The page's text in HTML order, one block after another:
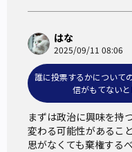
はな
2025/09/11 08:06
誰に投票するかについて
信がもてない
まずは政治に興味を持
変わる可能性があるこ
思がなくても棄権する